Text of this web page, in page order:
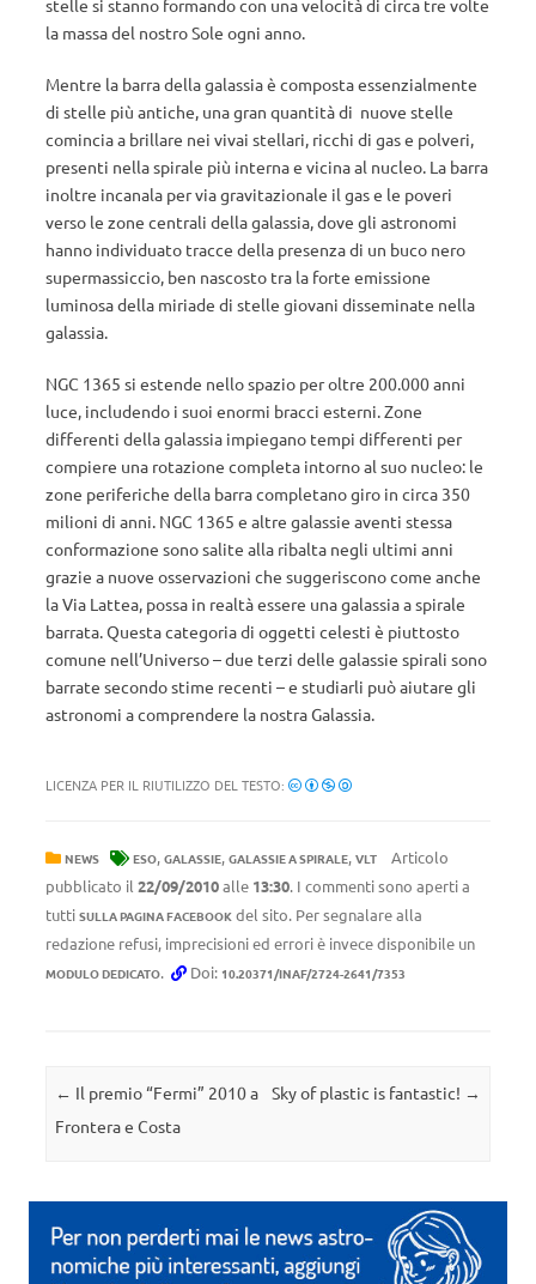
stelle si stanno formando con una velocità di circa tre volte
la massa del nostro Sole ogni anno.
Mentre la barra della galassia è composta essenzialmente
di stelle più antiche, una gran quantità di nuove stelle
comincia a brillare nei vivai stellari, ricchi di gas e polveri,
presenti nella spirale più interna e vicina al nucleo. La barra
inoltre incanala per via gravitazionale il gas e le poveri
verso le zone centrali della galassia, dove gli astronomi
hanno individuato tracce della presenza di un buco nero
supermassiccio, ben nascosto tra la forte emissione
luminosa della miriade di stelle giovani disseminate nella
galassia.
NGC 1365 si estende nello spazio per oltre 200.000 anni
luce, includendo i suoi enormi bracci esterni. Zone
differenti della galassia impiegano tempi differenti per
compiere una rotazione completa intorno al suo nucleo: le
zone periferiche della barra completano giro in circa 350
milioni di anni. NGC 1365 e altre galassie aventi stessa
conformazione sono salite alla ribalta negli ultimi anni
grazie a nuove osservazioni che suggeriscono come anche
la Via Lattea, possa in realtà essere una galassia a spirale
barrata. Questa categoria di oggetti celesti è piuttosto
comune nell’Universo – due terzi delle galassie spirali sono
barrate secondo stime recenti – e studiarli può aiutare gli
astronomi a comprendere la nostra Galassia.
LICENZA PER IL RIUTILIZZO DEL TESTO:
NEWS ESO, GALASSIE, GALASSIE A SPIRALE, VLT
Articolo
pubblicato il 22/09/2010alle 13:30. I commenti sono aperti a
tutti SULLA PAGINA FACEBOOK del sito. Per segnalare alla
redazione refusi, imprecisioni ed errori è invece disponibile un
MODULO DEDICATO. Doi: 10.20371/INAF/2724-2641/7353
Navigazione articolo
← Il premio “Fermi” 2010 a
Frontera e Costa
Sky of plastic is fantastic! →